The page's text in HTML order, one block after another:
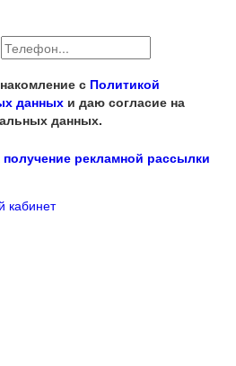
с Политикой
данных и даю согласие на
данных.
получение рекламной рассылки